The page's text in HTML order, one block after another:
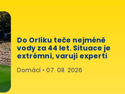
Do Orlíku teče nejméně
vody za 44 let. Situace je
extrémní, varují experti
Domácí • 07. 08. 2026